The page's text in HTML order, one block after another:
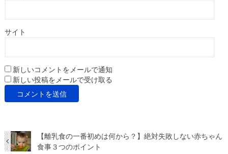
サイト
新しいコメントをメールで通知
新しい投稿をメールで受け取る
【離乳食の一番初めは何から？】絶対失敗しない赤ちゃん
食事３つのポイント